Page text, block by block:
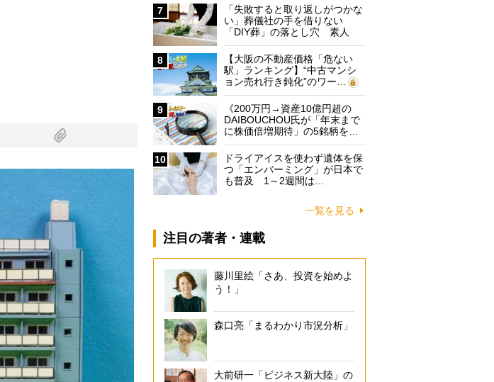
7
「失敗すると取り返しがつかな
い」葬儀社の手を借りない
「DIY葬」の落とし穴 素人
に…
8
【大阪の不動産価格「危ない
駅」ランキング】“中古マンシ
ョン売れ行き鈍化”のワー…
9
《200万円→資産10億円超の
DAIBOUCHOU氏が「年末まで
に株価倍増期待」の5銘柄を…
10
ドライアイスを使わず遺体を保
つ「エンバーミング」が日本で
も普及 1～2週間は…
一覧を見る
注目の著者・連載
藤川里絵「さあ、投資を始めよ
う！」
森口亮「まるわかり市況分析」
大前研一「ビジネス新大陸」の